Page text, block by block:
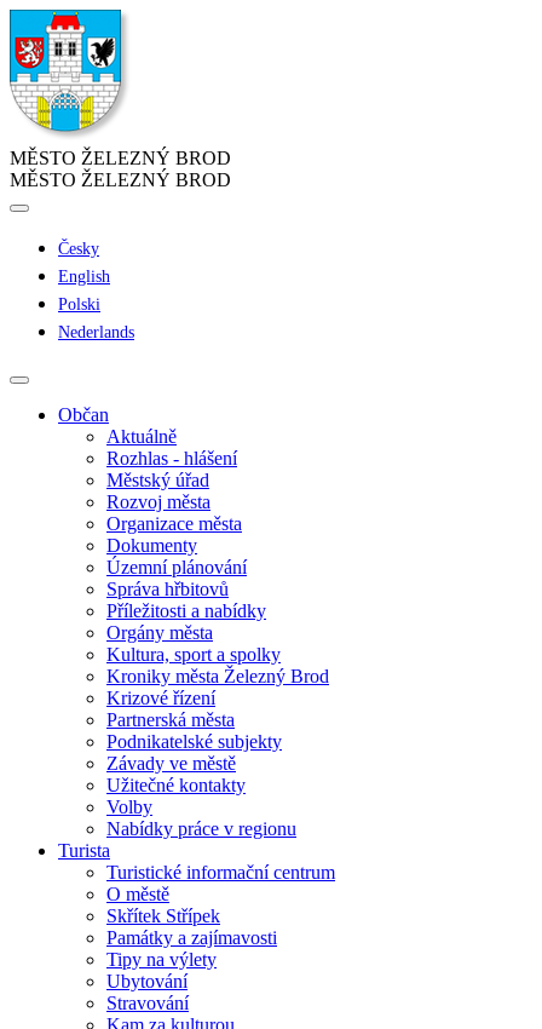
MĚSTO ŽELEZNÝ BROD
MĚSTO ŽELEZNÝ BROD
Česky
English
Polski
Nederlands
Občan
Aktuálně
Rozhlas - hlášení
Městský úřad
Rozvoj města
Organizace města
Dokumenty
Územní plánování
Správa hřbitovů
Příležitosti a nabídky
Orgány města
Kultura, sport a spolky
Kroniky města Železný Brod
Krizové řízení
Partnerská města
Podnikatelské subjekty
Závady ve městě
Užitečné kontakty
Volby
Nabídky práce v regionu
Turista
Turistické informační centrum
O městě
Skřítek Střípek
Památky a zajímavosti
Tipy na výlety
Ubytování
Stravování
Kam za kulturou